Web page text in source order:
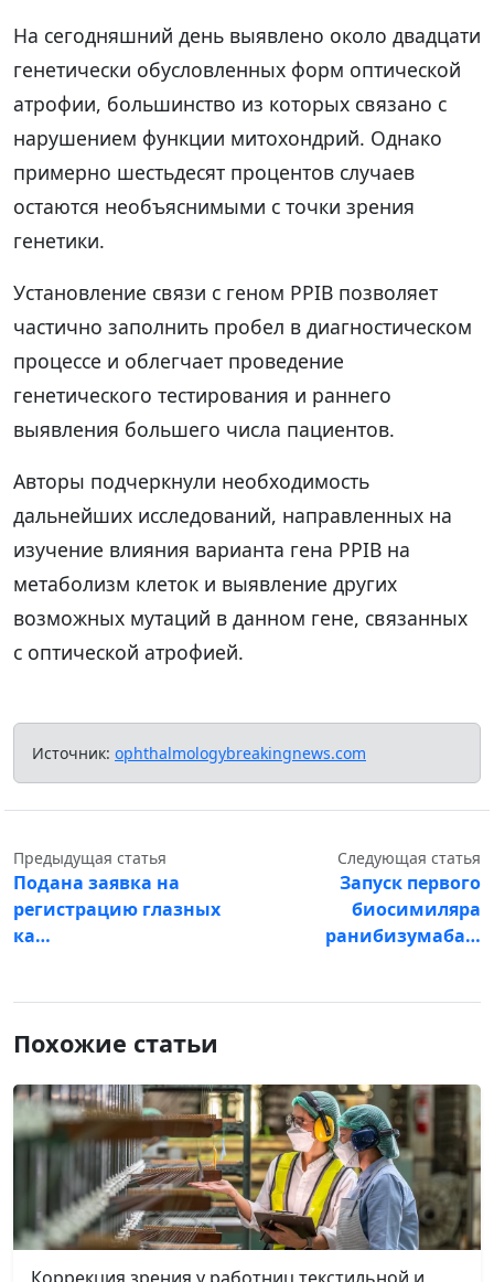
На сегодняшний день выявлено около двадцати
генетически обусловленных форм оптической
атрофии, большинство из которых связано с
нарушением функции митохондрий. Однако
примерно шестьдесят процентов случаев
остаются необъяснимыми с точки зрения
генетики.
Установление связи с геном PPIB позволяет
частично заполнить пробел в диагностическом
процессе и облегчает проведение
генетического тестирования и раннего
выявления большего числа пациентов.
Авторы подчеркнули необходимость
дальнейших исследований, направленных на
изучение влияния варианта гена PPIB на
метаболизм клеток и выявление других
возможных мутаций в данном гене, связанных
с оптической атрофией.
Источник: ophthalmologybreakingnews.com
Предыдущая статья
Подана заявка на
регистрацию глазных
ка…
Следующая статья
Запуск первого
биосимиляра
ранибизумаба…
Похожие статьи